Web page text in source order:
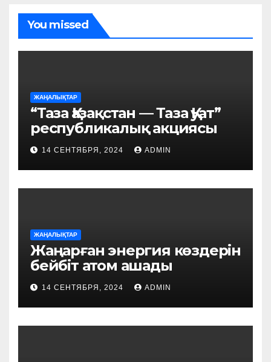
You missed
ЖАҢАЛЫҚТАР
“Таза Қазақстан — Таза Қуат”
республикалық акциясы
14 СЕНТЯБРЯ, 2024 ADMIN
ЖАҢАЛЫҚТАР
Жаңарған энергия көздерін
бейбіт атом ашады
14 СЕНТЯБРЯ, 2024 ADMIN